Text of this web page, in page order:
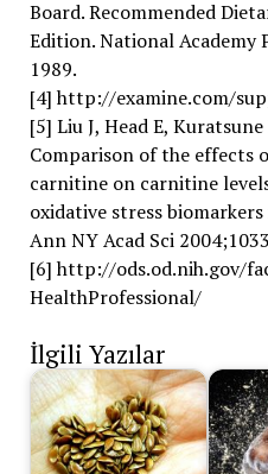
Board. Recommended
Edition. National Academy
1989.
[4] http://examine.com/
[5] Liu J, Head E,
Comparison of the effects
carnitine on carnitine
oxidative stress
Ann NY Acad Sci
[6] http://ods.od.nih.gov/
HealthProfessional/
İlgili Yazılar